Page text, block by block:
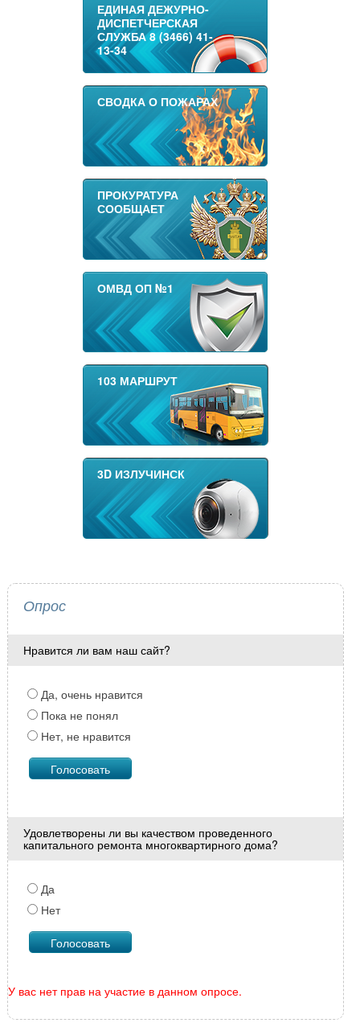
ЕДИНАЯ ДЕЖУРНО-
ДИСПЕТЧЕРСКАЯ
СЛУЖБА 8 (3466) 41-
13-34
СВОДКА О ПОЖАРАХ
ПРОКУРАТУРА
СООБЩАЕТ
ОМВД ОП №1
103 МАРШРУТ
3D ИЗЛУЧИНСК
Опрос
Нравится ли вам наш сайт?
Да, очень нравится
Пока не понял
Нет, не нравится
Удовлетворены ли вы качеством проведенного
капитального ремонта многоквартирного дома?
Да
Нет
У вас нет прав на участие в данном опросе.